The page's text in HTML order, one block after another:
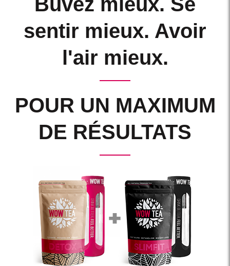
sentir mieux. Avoir
l'air mieux.
POUR UN MAXIMUM
DE RÉSULTATS